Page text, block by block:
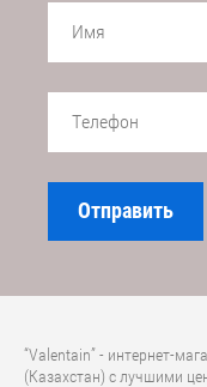
Отправить
“Valentain” - интернет-
(Казахстан) с лучшими